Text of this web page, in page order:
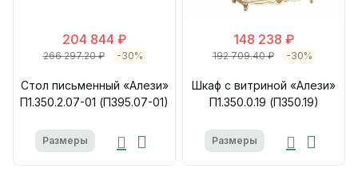
204 844 ₽
266 297.20 ₽ -30%
Стол письменный «Алези»
П1.350.2.07-01 (П395.07-01)
Размеры
148 238 ₽
192 709.40 ₽ -30%
Шкаф с витриной «Алези»
П1.350.0.19 (П350.19)
Размеры